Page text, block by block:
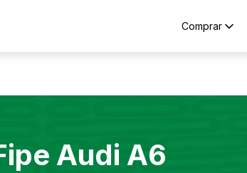
Comprar
Audi A6